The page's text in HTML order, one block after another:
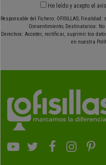
He leído y acepto el
Responsable del Fichero: OFISILLAS;
Consentimiento; Destinatarios:
Derechos: Acceder, rectificar, suprimir los
en nuestra